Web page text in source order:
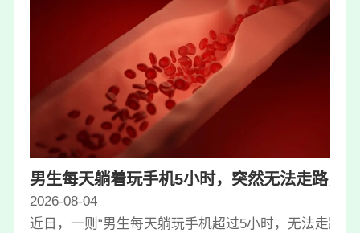
男生每天躺着玩手机5小时，突然无法走路，
2026-08-04
近日，一则“男生每天躺玩手机超过5小时，无法走路